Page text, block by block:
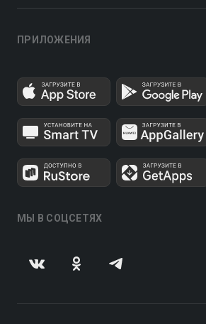
ПРИЛОЖЕНИЯ
МЫ В СОЦСЕТЯХ